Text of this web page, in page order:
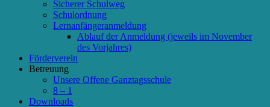
Sicherer Schulweg
Schulordnung
Lernanfängeranmeldung
Ablauf der Anmeldung (jeweils im November
des Vorjahres)
Förderverein
Betreuung
Unsere Offene Ganztagsschule
8 – 1
Downloads